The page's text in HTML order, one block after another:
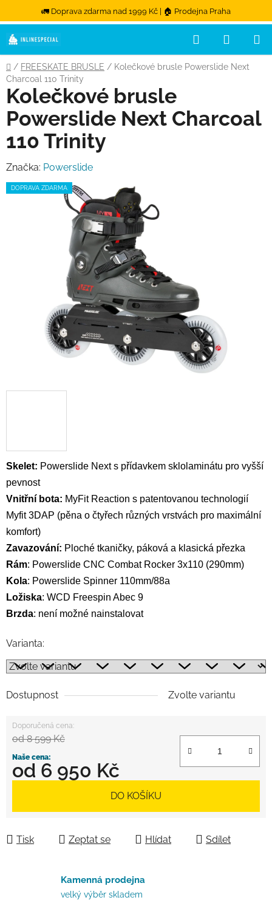
🚛 Doprava zdarma nad 1999 Kč | 🏠 Prodejna Praha
Přejít na obsah
Hledat
Domů
/ FREESKATE BRUSLE / Kolečkové brusle Powerslide Next
Charcoal 110 Trinity
Skelet: Powerslide Next s přídavkem sklolaminátu pro vyšší
pevnost
Vnitřní bota: MyFit Reaction s patentovanou technologií
Myfit 3DAP (pěna o čtyřech různých vrstvách pro maximální
komfort)
Zavazování: Ploché tkaničky, páková a klasická přezka
Rám: Powerslide CNC Combat Rocker 3x110 (290mm)
Kola: Powerslide Spinner 110mm/88a
Ložiska: WCD Freespin Abec 9
Brzda: není možné nainstalovat
Varianta:
Dostupnost Zvolte variantu
od 8 599 Kč
od 6 950 Kč
DO KOŠÍKU
Tisk Zeptat se Hlídat Sdílet
Kolečkové brusle
Powerslide Next Charcoal
110 Trinity
Značka: Powerslide
DOPRAVA ZDARMA
Kamenná prodejna
velký výběr skladem